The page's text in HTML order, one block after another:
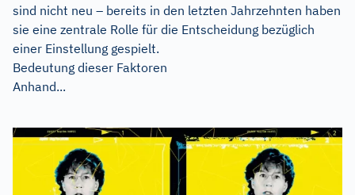
sind nicht neu – bereits in den letzten Jahrzehnten haben
sie eine zentrale Rolle für die Entscheidung bezüglich
einer Einstellung gespielt.
Bedeutung dieser Faktoren
Anhand...